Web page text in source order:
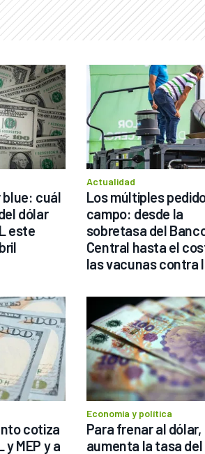
blue: cuál
dólar
este
Actualidad
Los múltiples
campo: desde la
sobretasa del
Central hasta el
las vacunas contra
cotiza
y MEP y a
Economía y política
Para frenar al dólar,
aumenta la tasa